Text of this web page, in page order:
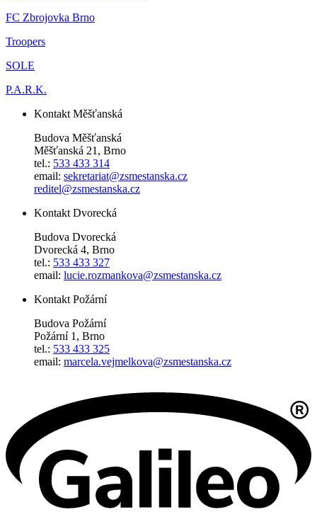
FC Zbrojovka Brno
Troopers
SOLE
P.A.R.K.
Kontakt Měšťanská
Budova Měšťanská
Měšťanská 21, Brno
tel.: 533 433 314
email: sekretariat@zsmestanska.cz
reditel@zsmestanska.cz
Kontakt Dvorecká
Budova Dvorecká
Dvorecká 4, Brno
tel.: 533 433 327
email: lucie.rozmankova@zsmestanska.cz
Kontakt Požární
Budova Požární
Požární 1, Brno
tel.: 533 433 325
email: marcela.vejmelkova@zsmestanska.cz